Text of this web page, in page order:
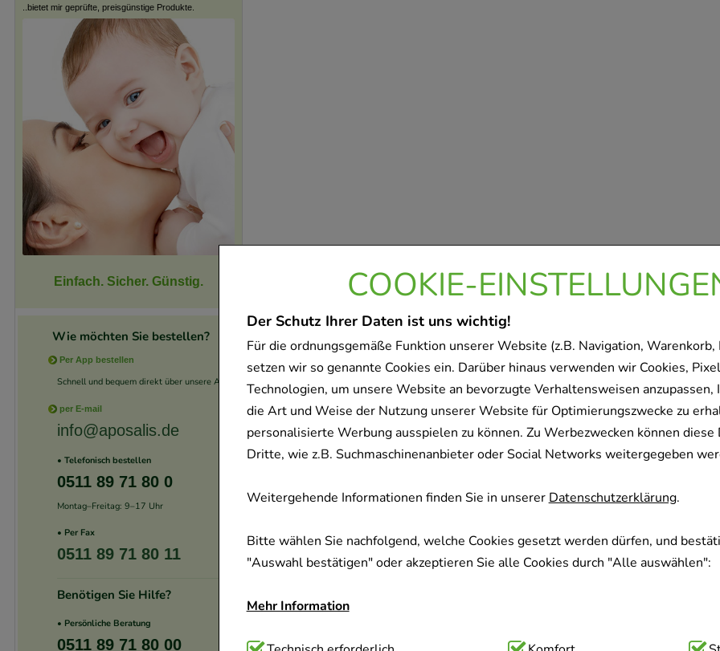
COOKIE-
Der Schutz Ihrer Daten ist uns wichtig!
Für die ordnungsgemäße Funktion unserer Website (z.B. Navigation, Warenkorb,
setzen wir so genannte Cookies ein. Darüber hinaus verwenden wir Cookies,
Technologien, um unsere Website an bevorzugte Verhaltensweisen anzupassen,
die Art und Weise der Nutzung unserer Website für Optimierungszwecke zu
personalisierte Werbung ausspielen zu können. Zu Werbezwecken können diese
Dritte, wie z.B. Suchmaschinenanbieter oder Social Networks weitergegeben
Weitergehende Informationen finden Sie in unsererDatenschutzerklärung.
Bitte wählen Sie nachfolgend, welche Cookies gesetzt werden dürfen, und
"Auswahl bestätigen" oder akzeptieren Sie alle Cookies durch "Alle auswählen":
Mehr Information
..bietet mir geprüfte, preisgünstige Produkte.
Einfach. Sicher. Günstig.
Wie möchten Sie bestellen?
Per App bestellen
Schnell und bequem direkt über unsere App.
per E-mail
info@aposalis.de
• Telefonisch bestellen
0511 89 71 80 0
Montag–Freitag: 9–17 Uhr
• Per Fax
0511 89 71 80 11
Benötigen Sie Hilfe?
• Persönliche Beratung
0511 89 71 80 00